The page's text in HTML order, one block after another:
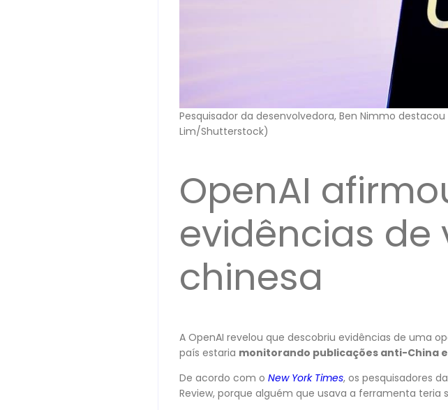
Pesquisador da desenvolvedora, Ben Nimmo
Lim/Shutterstock)
OpenAI
evidências de
chinesa
A OpenAI revelou que descobriu evidências de uma
país estaria monitorando publicações anti-China
De acordo com o New York Times, os pesquisadores
Review, porque alguém que usava a ferramenta teria